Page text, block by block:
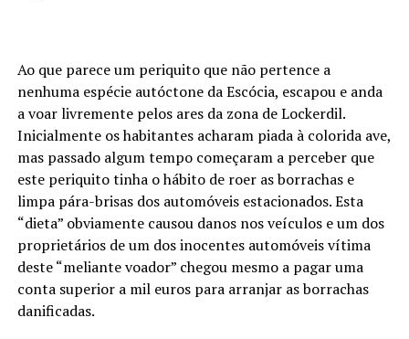
Ao que parece um periquito que não pertence a
nenhuma espécie autóctone da Escócia, escapou e anda
a voar livremente pelos ares da zona de Lockerdil.
Inicialmente os habitantes acharam piada à colorida ave,
mas passado algum tempo começaram a perceber que
este periquito tinha o hábito de roer as borrachas e
limpa pára-brisas dos automóveis estacionados. Esta
“dieta” obviamente causou danos nos veículos e um dos
proprietários de um dos inocentes automóveis vítima
deste “meliante voador” chegou mesmo a pagar uma
conta superior a mil euros para arranjar as borrachas
danificadas.